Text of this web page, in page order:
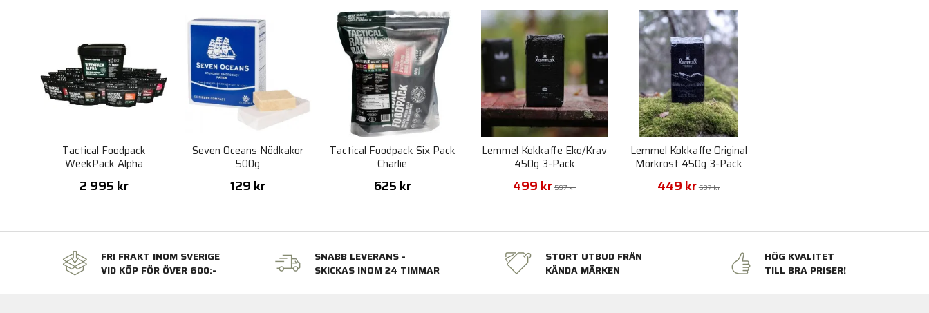
Tactical Foodpack
WeekPack Alpha
2 995 kr
Seven Oceans Nödkakor
500g
129 kr
Tactical Foodpack Six Pack
Charlie
625 kr
Lemmel Kokkaffe Eko/Krav
450g 3-Pack
499 kr 597 kr
Lemmel Kokkaffe Original
Mörkrost 450g 3-Pack
449 kr 537 kr
FRI FRAKT INOM SVERIGE
VID KÖP FÖR ÖVER 600:-
SNABB LEVERANS -
SKICKAS INOM 24 TIMMAR
STORT UTBUD FRÅN
KÄNDA MÄRKEN
HÖG KVALITET
TILL BRA PRISER!